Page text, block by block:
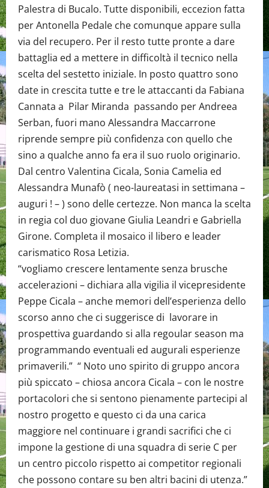
Palestra di Bucalo. Tutte disponibili, eccezion fatta
per Antonella Pedale che comunque appare sulla
via del recupero. Per il resto tutte pronte a dare
battaglia ed a mettere in difficoltà il tecnico nella
scelta del sestetto iniziale. In posto quattro sono
date in crescita tutte e tre le attaccanti da Fabiana
Cannata a Pilar Miranda passando per Andreea
Serban, fuori mano Alessandra Maccarrone
riprende sempre più confidenza con quello che
sino a qualche anno fa era il suo ruolo originario.
Dal centro Valentina Cicala, Sonia Camelia ed
Alessandra Munafò ( neo-laureatasi in settimana –
auguri ! – ) sono delle certezze. Non manca la scelta
in regia col duo giovane Giulia Leandri e Gabriella
Girone. Completa il mosaico il libero e leader
carismatico Rosa Letizia.
“vogliamo crescere lentamente senza brusche
accelerazioni – dichiara alla vigilia il vicepresidente
Peppe Cicala – anche memori dell’esperienza dello
scorso anno che ci suggerisce di lavorare in
prospettiva guardando si alla regoular season ma
programmando eventuali ed augurali esperienze
primaverili.” “ Noto uno spirito di gruppo ancora
più spiccato – chiosa ancora Cicala – con le nostre
portacolori che si sentono pienamente partecipi al
nostro progetto e questo ci da una carica
maggiore nel continuare i grandi sacrifici che ci
impone la gestione di una squadra di serie C per
un centro piccolo rispetto ai competitor regionali
che possono contare su ben altri bacini di utenza.”